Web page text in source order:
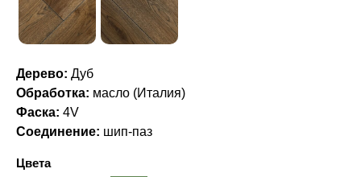
Дерево: Дуб
Обработка: масло (Италия)
Фаска: 4V
Соединение: шип-паз
Цвета